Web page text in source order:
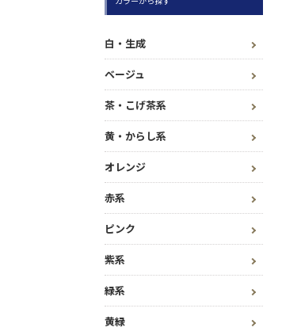
白・生成
ベージュ
茶・こげ茶系
黄・からし系
オレンジ
赤系
ピンク
紫系
緑系
黄緑